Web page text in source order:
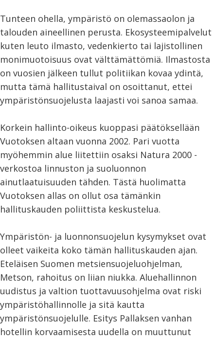
Tunteen ohella, ympäristö on olemassaolon ja
talouden aineellinen perusta. Ekosysteemipalvelut
kuten leuto ilmasto, vedenkierto tai lajistollinen
monimuotoisuus ovat välttämättömiä. Ilmastosta
on vuosien jälkeen tullut politiikan kovaa ydintä,
mutta tämä hallitustaival on osoittanut, ettei
ympäristönsuojelusta laajasti voi sanoa samaa.
Korkein hallinto-oikeus kuoppasi päätöksellään
Vuotoksen altaan vuonna 2002. Pari vuotta
myöhemmin alue liitettiin osaksi Natura 2000 -
verkostoa linnuston ja suoluonnon
ainutlaatuisuuden tähden. Tästä huolimatta
Vuotoksen allas on ollut osa tämänkin
hallituskauden poliittista keskustelua.
Ympäristön- ja luonnonsuojelun kysymykset ovat
olleet vaikeita koko tämän hallituskauden ajan.
Eteläisen Suomen metsiensuojeluohjelman,
Metson, rahoitus on liian niukka. Aluehallinnon
uudistus ja valtion tuottavuusohjelma ovat riski
ympäristöhallinnolle ja sitä kautta
ympäristönsuojelulle. Esitys Pallaksen vanhan
hotellin korvaamisesta uudella on muuttunut